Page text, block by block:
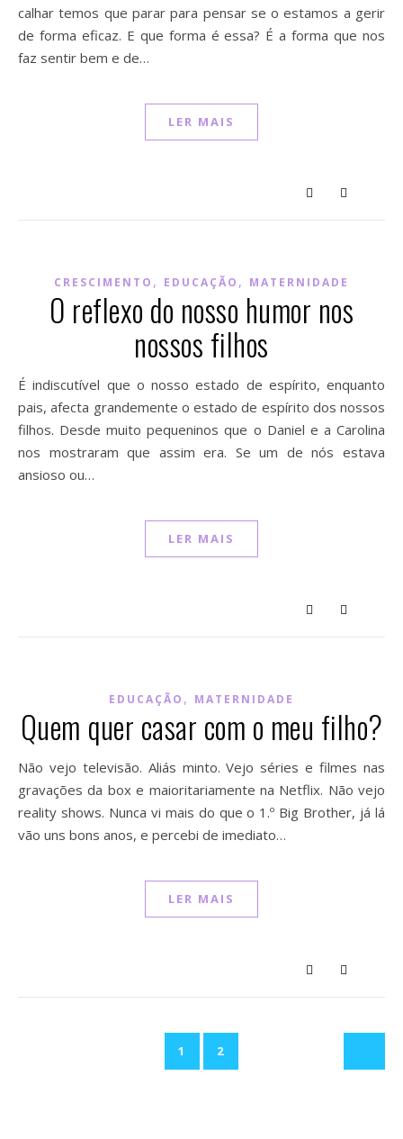
calhar temos que parar para pensar se o estamos a gerir
de forma eficaz. E que forma é essa? É a forma que nos
faz sentir bem e de…
LER MAIS
CRESCIMENTO , EDUCAÇÃO , MATERNIDADE
O reflexo do nosso humor nos
nossos filhos
É indiscutível que o nosso estado de espírito, enquanto
pais, afecta grandemente o estado de espírito dos nossos
filhos. Desde muito pequeninos que o Daniel e a Carolina
nos mostraram que assim era. Se um de nós estava
ansioso ou…
LER MAIS
EDUCAÇÃO , MATERNIDADE
Quem quer casar com o meu filho?
Não vejo televisão. Aliás minto. Vejo séries e filmes nas
gravações da box e maioritariamente na Netflix. Não vejo
reality shows. Nunca vi mais do que o 1.º Big Brother, já lá
vão uns bons anos, e percebi de imediato…
LER MAIS
1 2